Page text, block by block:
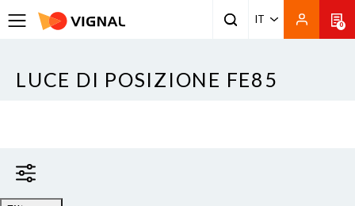
IT 0
LUCE DI POSIZIONE FE85